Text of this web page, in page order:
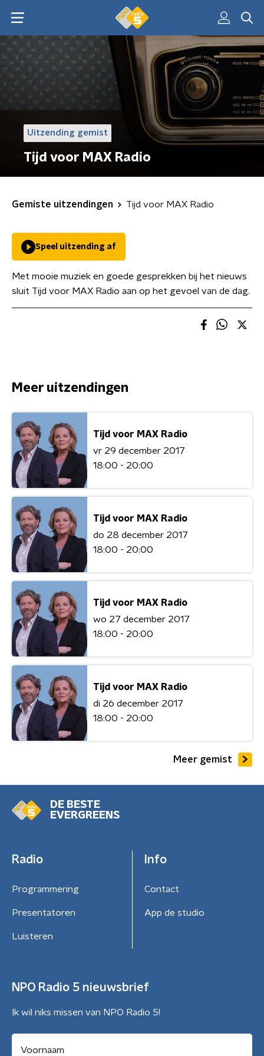
Uitzending gemist
Tijd voor MAX Radio
Gemiste uitzendingen Tijd voor MAX Radio
Speel uitzending af
Met mooie muziek en goede gesprekken bij het nieuws
sluit Tijd voor MAX Radio aan op het gevoel van de dag.
Meer uitzendingen
Tijd voor MAX Radio
vr 29 december 2017
18:00 - 20:00
Tijd voor MAX Radio
do 28 december 2017
18:00 - 20:00
Tijd voor MAX Radio
wo 27 december 2017
18:00 - 20:00
Tijd voor MAX Radio
di 26 december 2017
18:00 - 20:00
Meer gemist
DE BESTE
EVERGREENS
Radio
Programmering
Presentatoren
Luisteren
Info
Contact
App de studio
NPO Radio 5 nieuwsbrief
Ik wil niks missen van NPO Radio 5!